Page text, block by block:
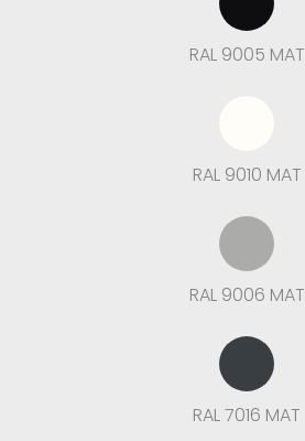
RAL 9005 MAT
RAL 9010 MAT
RAL 9006 MAT
RAL 7016 MAT